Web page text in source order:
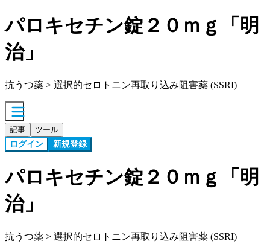
パロキセチン錠２０ｍｇ「明
治」
抗うつ薬 > 選択的セロトニン再取り込み阻害薬 (SSRI)
記事 ツール
ログイン 新規登録
パロキセチン錠２０ｍｇ「明
治」
抗うつ薬 > 選択的セロトニン再取り込み阻害薬 (SSRI)